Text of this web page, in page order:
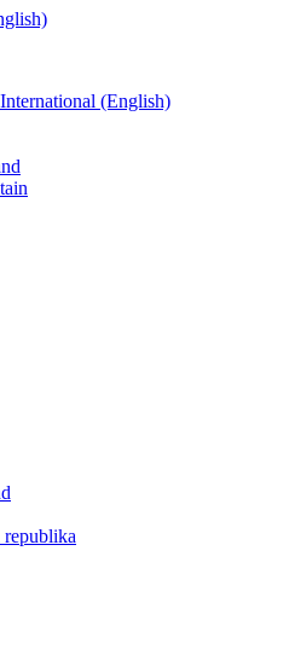
International (English)
republika